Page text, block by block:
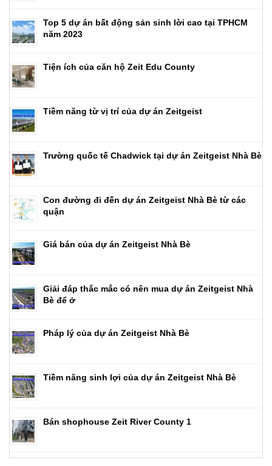
Top 5 dự án bất động sản sinh lời cao tại TPHCM
năm 2023
Tiện ích của căn hộ Zeit Edu County
Tiềm năng từ vị trí của dự án Zeitgeist
Trường quốc tế Chadwick tại dự án Zeitgeist Nhà Bè
Con đường đi đến dự án Zeitgeist Nhà Bè từ các
quận
Giá bán của dự án Zeitgeist Nhà Bè
Giải đáp thắc mắc có nên mua dự án Zeitgeist Nhà
Bè để ở
Pháp lý của dự án Zeitgeist Nhà Bè
Tiềm năng sinh lợi của dự án Zeitgeist Nhà Bè
Bán shophouse Zeit River County 1